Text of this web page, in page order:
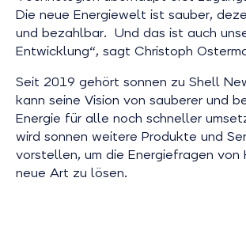
Die neue Energiewelt ist sauber,
und bezahlbar. Und das ist auch
Entwicklung“, sagt Christoph
Seit 2019 gehört sonnen zu Shell
kann seine Vision von sauberer und
Energie für alle noch schneller
wird sonnen weitere Produkte und
vorstellen, um die Energiefragen von
neue Art zu lösen.